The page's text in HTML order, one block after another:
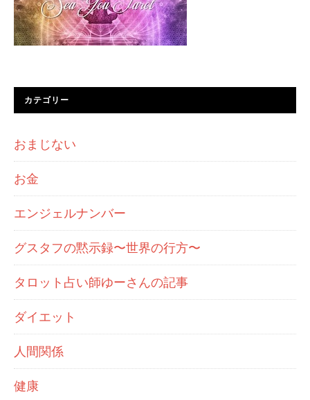
カテゴリー
おまじない
お金
エンジェルナンバー
グスタフの黙示録〜世界の行方〜
タロット占い師ゆーさんの記事
ダイエット
人間関係
健康